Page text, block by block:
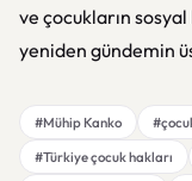
ve çocukların
yeniden gündemin
#Mühip Kanko
#Türkiye çocuk hakları